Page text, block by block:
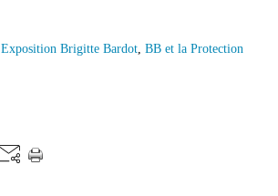
Exposition Brigitte Bardot, BB et la Protection